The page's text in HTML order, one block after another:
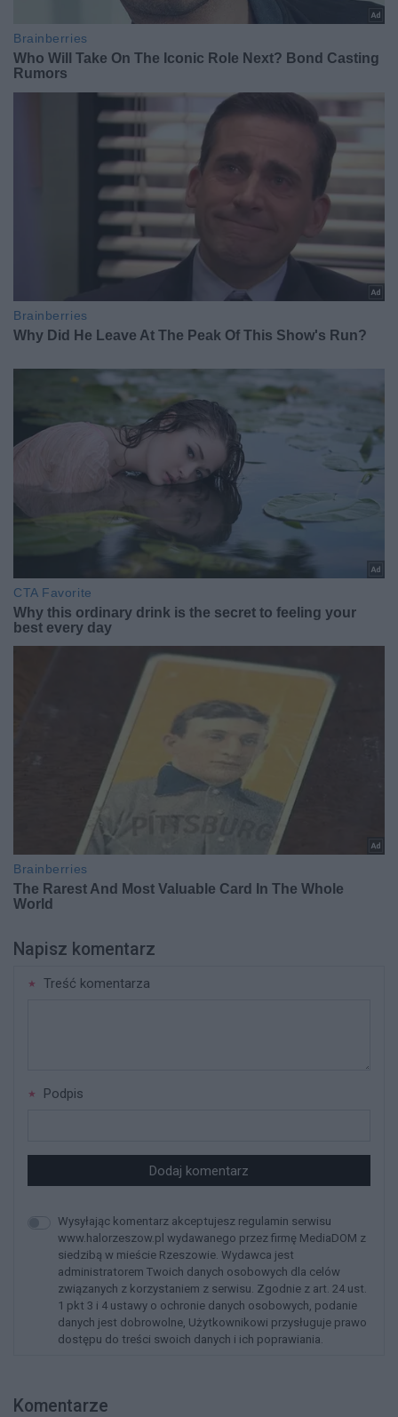
Napisz komentarz
Treść komentarza
Podpis
Dodaj komentarz
Wysyłając komentarz akceptujesz regulamin serwisu
www.halorzeszow.pl wydawanego przez firmę MediaDOM z
siedzibą w mieście Rzeszowie. Wydawca jest
administratorem Twoich danych osobowych dla celów
związanych z korzystaniem z serwisu. Zgodnie z art. 24 ust.
1 pkt 3 i 4 ustawy o ochronie danych osobowych, podanie
danych jest dobrowolne, Użytkownikowi przysługuje prawo
dostępu do treści swoich danych i ich poprawiania.
Komentarze